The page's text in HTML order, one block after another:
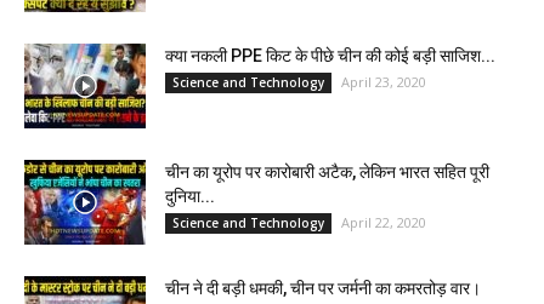
क्या नकली PPE किट के पीछे चीन की कोई बड़ी साजिश...
Science and Technology April 23, 2020
चीन का यूरोप पर कारोबारी अटैक, लेकिन भारत सहित पूरी
दुनिया...
Science and Technology April 22, 2020
चीन ने दी बड़ी धमकी, चीन पर जर्मनी का कमरतोड़ वार।